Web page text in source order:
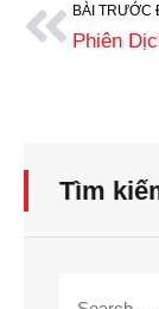
BÀI TRƯỚC
Tìm